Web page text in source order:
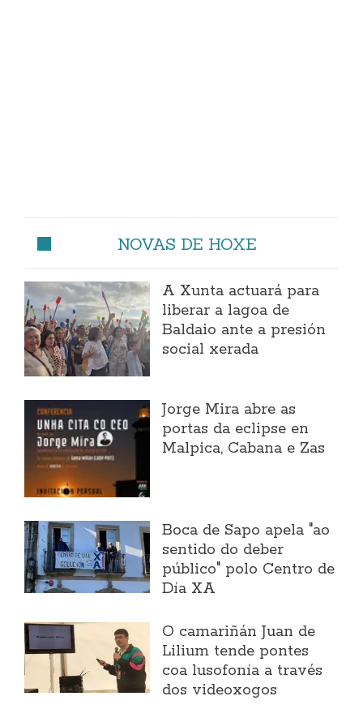
NOVAS DE HOXE
A Xunta actuará para
liberar a lagoa de
Baldaio ante a presión
social xerada
Jorge Mira abre as
portas da eclipse en
Malpica, Cabana e Zas
Boca de Sapo apela "ao
sentido do deber
público" polo Centro de
Día XA
O camariñán Juan de
Lilium tende pontes
coa lusofonía a través
dos videoxogos